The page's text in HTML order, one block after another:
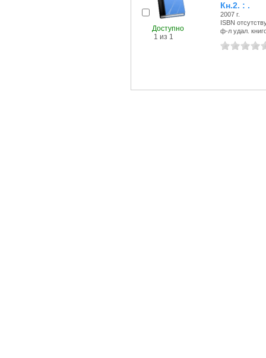
Доступно
1 из 1
Кн.2. : .
2007 г.
ISBN
ф-л удал.